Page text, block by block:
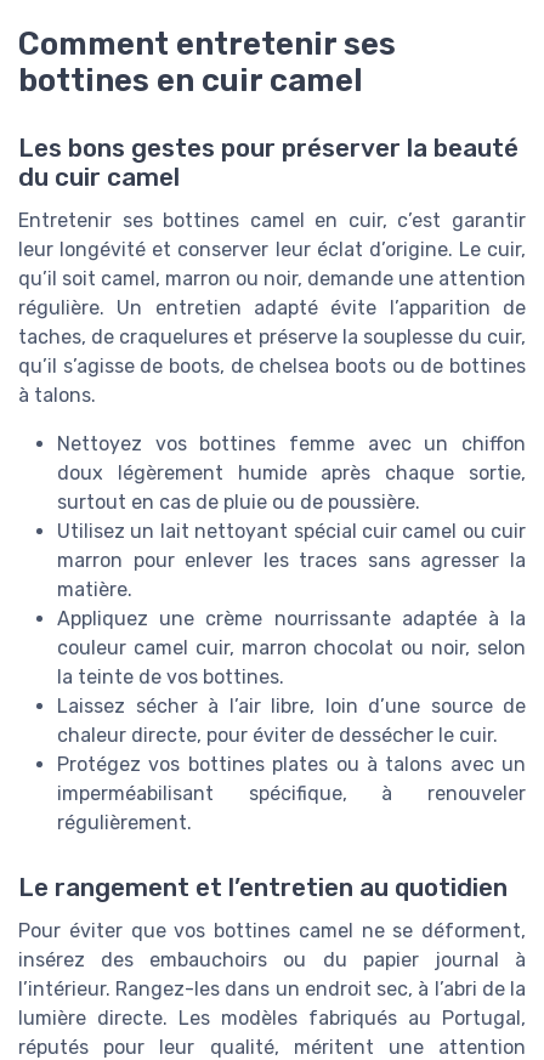
Comment entretenir ses
bottines en cuir camel
Les bons gestes pour préserver la beauté
du cuir camel
Entretenir ses bottines camel en cuir, c’est garantir
leur longévité et conserver leur éclat d’origine. Le cuir,
qu’il soit camel, marron ou noir, demande une attention
régulière. Un entretien adapté évite l’apparition de
taches, de craquelures et préserve la souplesse du cuir,
qu’il s’agisse de boots, de chelsea boots ou de bottines
à talons.
Nettoyez vos bottines femme avec un chiffon
doux légèrement humide après chaque sortie,
surtout en cas de pluie ou de poussière.
Utilisez un lait nettoyant spécial cuir camel ou cuir
marron pour enlever les traces sans agresser la
matière.
Appliquez une crème nourrissante adaptée à la
couleur camel cuir, marron chocolat ou noir, selon
la teinte de vos bottines.
Laissez sécher à l’air libre, loin d’une source de
chaleur directe, pour éviter de dessécher le cuir.
Protégez vos bottines plates ou à talons avec un
imperméabilisant spécifique, à renouveler
régulièrement.
Le rangement et l’entretien au quotidien
Pour éviter que vos bottines camel ne se déforment,
insérez des embauchoirs ou du papier journal à
l’intérieur. Rangez-les dans un endroit sec, à l’abri de la
lumière directe. Les modèles fabriqués au Portugal,
réputés pour leur qualité, méritent une attention